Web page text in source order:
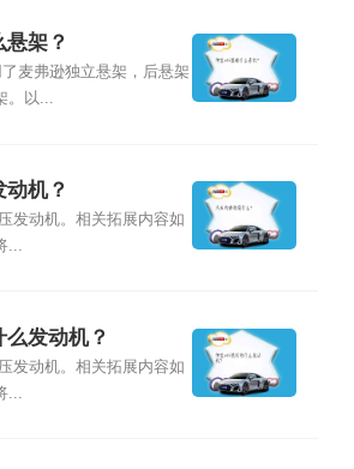
架？
麦弗逊独立悬架，后悬架
。以...
机？
发动机。相关拓展内容如
...
发动机？
发动机。相关拓展内容如
...